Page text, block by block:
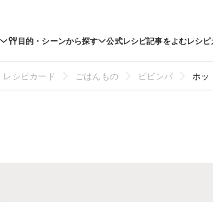
目的・シーンから探す 公式レシピ記事をよむレシピ
レシピカード ごはんもの ビビンバ ホッ